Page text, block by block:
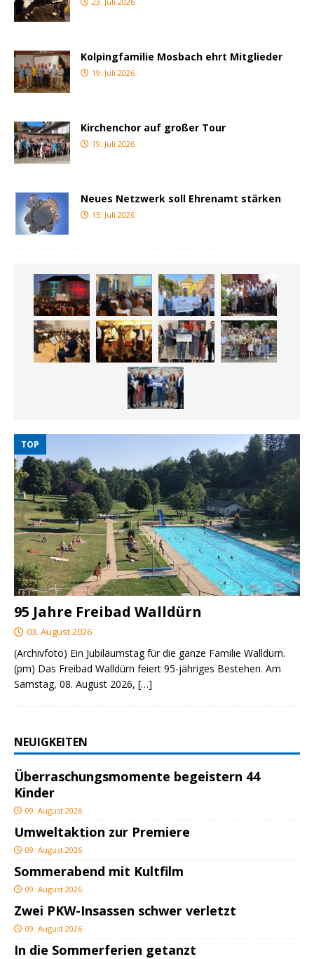
Kolpingfamilie Mosbach ehrt Mitglieder
19. Juli 2026
Kirchenchor auf großer Tour
19. Juli 2026
Neues Netzwerk soll Ehrenamt stärken
15. Juli 2026
TOP
95 Jahre Freibad Walldürn
03. August 2026
(Archivfoto) Ein Jubiläumstag für die ganze Familie Walldürn.
(pm) Das Freibad Walldürn feiert 95-jähriges Bestehen. Am
Samstag, 08. August 2026, […]
NEUIGKEITEN
Überraschungsmomente begeistern 44
Kinder
09. August 2026
Umweltaktion zur Premiere
09. August 2026
Sommerabend mit Kultfilm
09. August 2026
Zwei PKW-Insassen schwer verletzt
09. August 2026
In die Sommerferien getanzt